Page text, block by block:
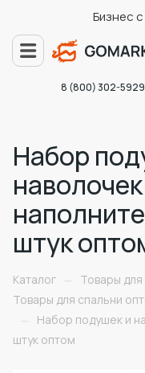
Бизнес
8 (800) 302-5929
Набор
штук
Каталог — Товары
Товары для спальни
—
Набор подушек и
штук оптом